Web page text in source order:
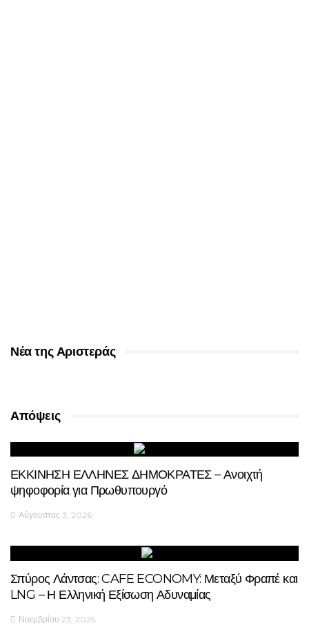
Νέα της Αριστεράς
Απόψεις
ΕΚΚΙΝΗΣΗ ΕΛΛΗΝΕΣ ΔΗΜΟΚΡΑΤΕΣ – Ανοιχτή
ψηφοφορία για Πρωθυπουργό
Αύγουστος 3, 2026
Σπύρος Λάντσας: CAFE ECONOMY: Μεταξύ Φραπέ και
LNG – Η Ελληνική Εξίσωση Αδυναμίας
Νοεμβρίου 23, 2025